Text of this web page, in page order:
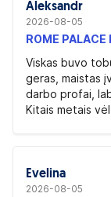
Aleksandr
2026-08-05
ROME PALACE
Viskas buvo
geras, maistas
darbo profai,
Kitais metais
Evelina
2026-08-05